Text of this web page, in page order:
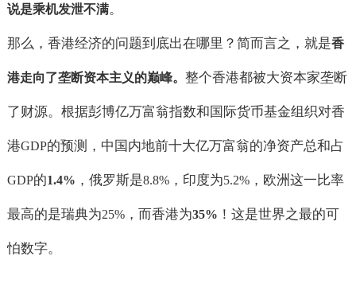
说是乘机发泄不满。
那么，香港经济的问题到底出在哪里？简而言之，就是香
港走向了垄断资本主义的巅峰。 整个香港都被大资本家垄断
了财源。根据彭博亿万富翁指数和国际货币基金组织对香
港GDP的预测，中国内地前十大亿万富翁的净资产总和占
GDP的1.4% ，俄罗斯是8.8%，印度为5.2%，欧洲这一比率
最高的是瑞典为25%，而香港为35% ！这是世界之最的可
怕数字。